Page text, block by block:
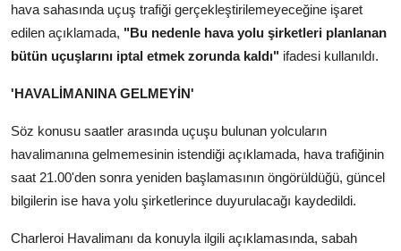
hava sahasında uçuş trafiği gerçekleştirilemeyeceğine işaret
edilen açıklamada, "Bu nedenle hava yolu şirketleri planlanan
bütün uçuşlarını iptal etmek zorunda kaldı" ifadesi kullanıldı.
'HAVALİMANINA GELMEYİN'
Söz konusu saatler arasında uçuşu bulunan yolcuların
havalimanına gelmemesinin istendiği açıklamada, hava trafiğinin
saat 21.00'den sonra yeniden başlamasının öngörüldüğü, güncel
bilgilerin ise hava yolu şirketlerince duyurulacağı kaydedildi.
Charleroi Havalimanı da konuyla ilgili açıklamasında, sabah